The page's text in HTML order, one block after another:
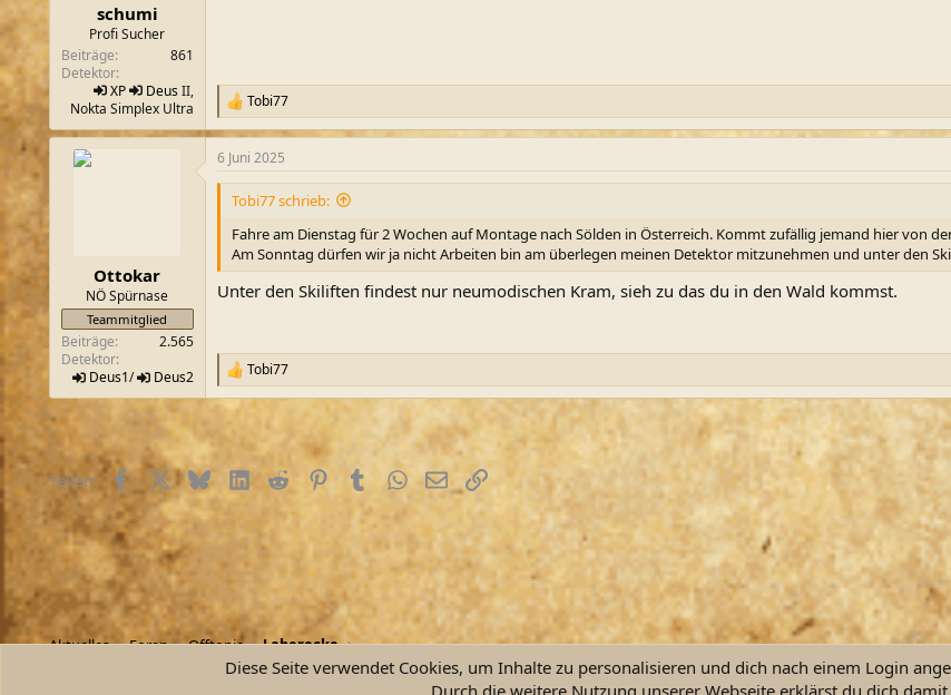
schumi
Profi Sucher
Beiträge
861
Detektor
XP
DeusII,
Nokta Simplex Ultra
R
e
a
k
t
n
:
Tobi77
Ottokar
NÖ Spürnase
Teammitglied
Beiträge
2.565
Detektor
Deus1/ Deus2
6 Juni 2025
Tobi77 schrieb:
Fahre am Dienstag für 2 Wochen auf Montage nach Sölden in Österreich. Kommt zufällig jemand hier von
Am Sonntag dürfen wir ja nicht Arbeiten bin am überlegen meinen Detektor mitzunehmen und unter den
Unter den Skiliften findest nur neumodischen Kram, sieh zu das du in den Wald kommst.
R
e
a
k
i
n
Tobi77
Teilen: FacebookX (Twitter)
BlueskyLinkedInRedditPinterestTumblrWhatsApp
E-MailLink
Aktuelles Foren Offtopic Laberecke
Diese Seite verwendet Cookies, um Inhalte zu personalisieren und dich nach einem Login
Durch die weitere Nutzung unserer Webseite erklärst du dich damit